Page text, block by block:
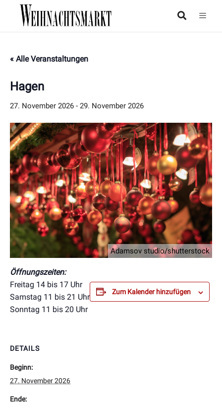
« Alle Veranstaltungen
Hagen
27. November 2026 - 29. November 2026
Adamsov studio/shutterstock
Öffnungszeiten:
Freitag 14 bis 17 Uhr
Samstag 11 bis 21 Uhr
Sonntag 11 bis 20 Uhr
Zum Kalender hinzufügen
DETAILS
Beginn:
27. November 2026
Ende: